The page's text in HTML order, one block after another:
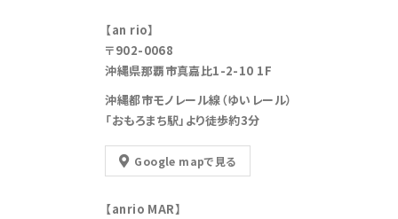
【an rio】
〒902-0068
沖縄県那覇市真嘉比1-2-10 1F
沖縄都市モノレール線（ゆいレール）
「おもろまち駅」より徒歩約3分
Google mapで見る
【anrio MAR】